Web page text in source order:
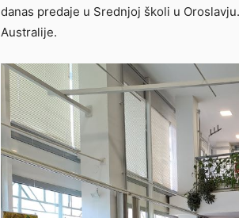
danas predaje u Srednjoj školi u
Australije.